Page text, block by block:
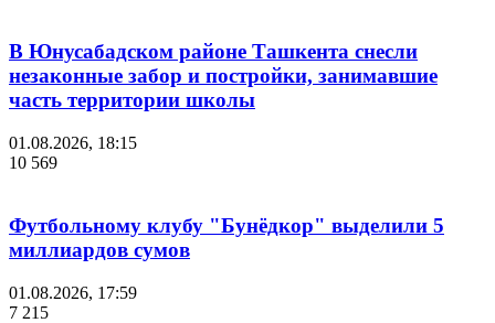
В Юнусабадском районе Ташкента снесли
незаконные забор и постройки, занимавшие
часть территории школы
01.08.2026, 18:15
10 569
Футбольному клубу "Бунёдкор" выделили 5
миллиардов сумов
01.08.2026, 17:59
7 215